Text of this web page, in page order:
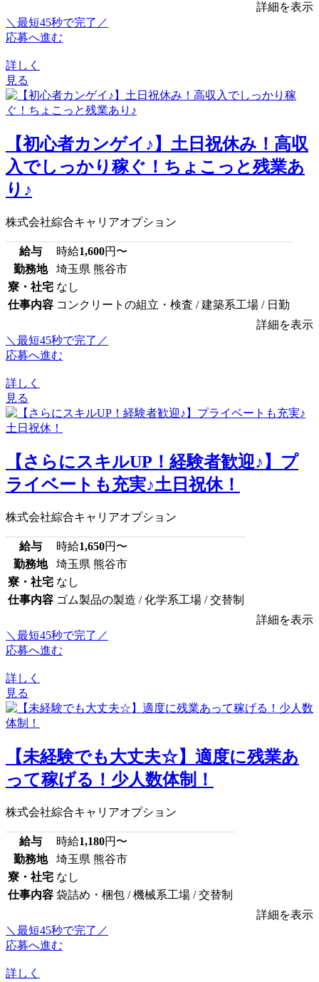
詳細を表示
＼最短45秒で完了／
応募へ進む
詳しく
見る
【初心者カンゲイ♪】土日祝休み！高収
入でしっかり稼ぐ！ちょこっと残業あ
り♪
株式会社綜合キャリアオプション
給与 時給1,600円〜
勤務地
埼玉県 熊谷市
寮・社宅 なし
仕事内容 コンクリートの組立・検査 / 建築系工場 / 日勤
詳細を表示
＼最短45秒で完了／
応募へ進む
詳しく
見る
【さらにスキルUP！経験者歓迎♪】プ
ライベートも充実♪土日祝休！
株式会社綜合キャリアオプション
給与 時給1,650円〜
勤務地
埼玉県 熊谷市
寮・社宅 なし
仕事内容 ゴム製品の製造 / 化学系工場 / 交替制
詳細を表示
＼最短45秒で完了／
応募へ進む
詳しく
見る
【未経験でも大丈夫☆】適度に残業あ
って稼げる！少人数体制！
株式会社綜合キャリアオプション
給与 時給1,180円〜
勤務地
埼玉県 熊谷市
寮・社宅 なし
仕事内容 袋詰め・梱包 / 機械系工場 / 交替制
詳細を表示
＼最短45秒で完了／
応募へ進む
詳しく